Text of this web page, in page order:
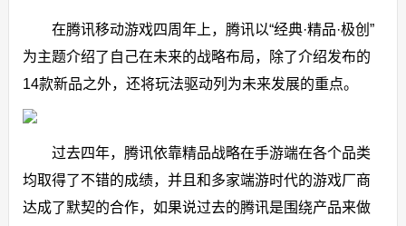
在腾讯移动游戏四周年上，腾讯以“经典·精品·极创”
为主题介绍了自己在未来的战略布局，除了介绍发布的
14款新品之外，还将玩法驱动列为未来发展的重点。
过去四年，腾讯依靠精品战略在手游端在各个品类
均取得了不错的成绩，并且和多家端游时代的游戏厂商
达成了默契的合作，如果说过去的腾讯是围绕产品来做